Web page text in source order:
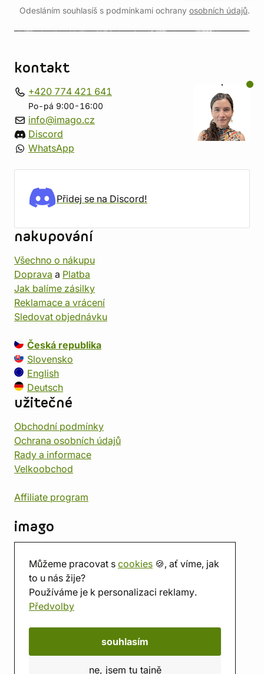
Můžeme pracovat s cookies 🍪, ať víme, jak
to u nás žije?
Používáme je k personalizaci reklamy.
Předvolby
souhlasím
ne, jsem tu tajně
Odesláním souhlasíš s podmínkami ochrany osobních údajů.
kontakt
+420 774 421 641
Po-pá 9:00-16:00
info@imago.cz
Discord
WhatsApp
Přidej se na Discord!
nakupování
Všechno o nákupu
Doprava a Platba
Jak balíme zásilky
Reklamace a vrácení
Sledovat objednávku
Česká republika
Slovensko
English
Deutsch
užitečné
Obchodní podmínky
Ochrana osobních údajů
Rady a informace
Velkoobchod
Affiliate program
imago
Prodejna
Herna
O nás
Hodnocení obchodu